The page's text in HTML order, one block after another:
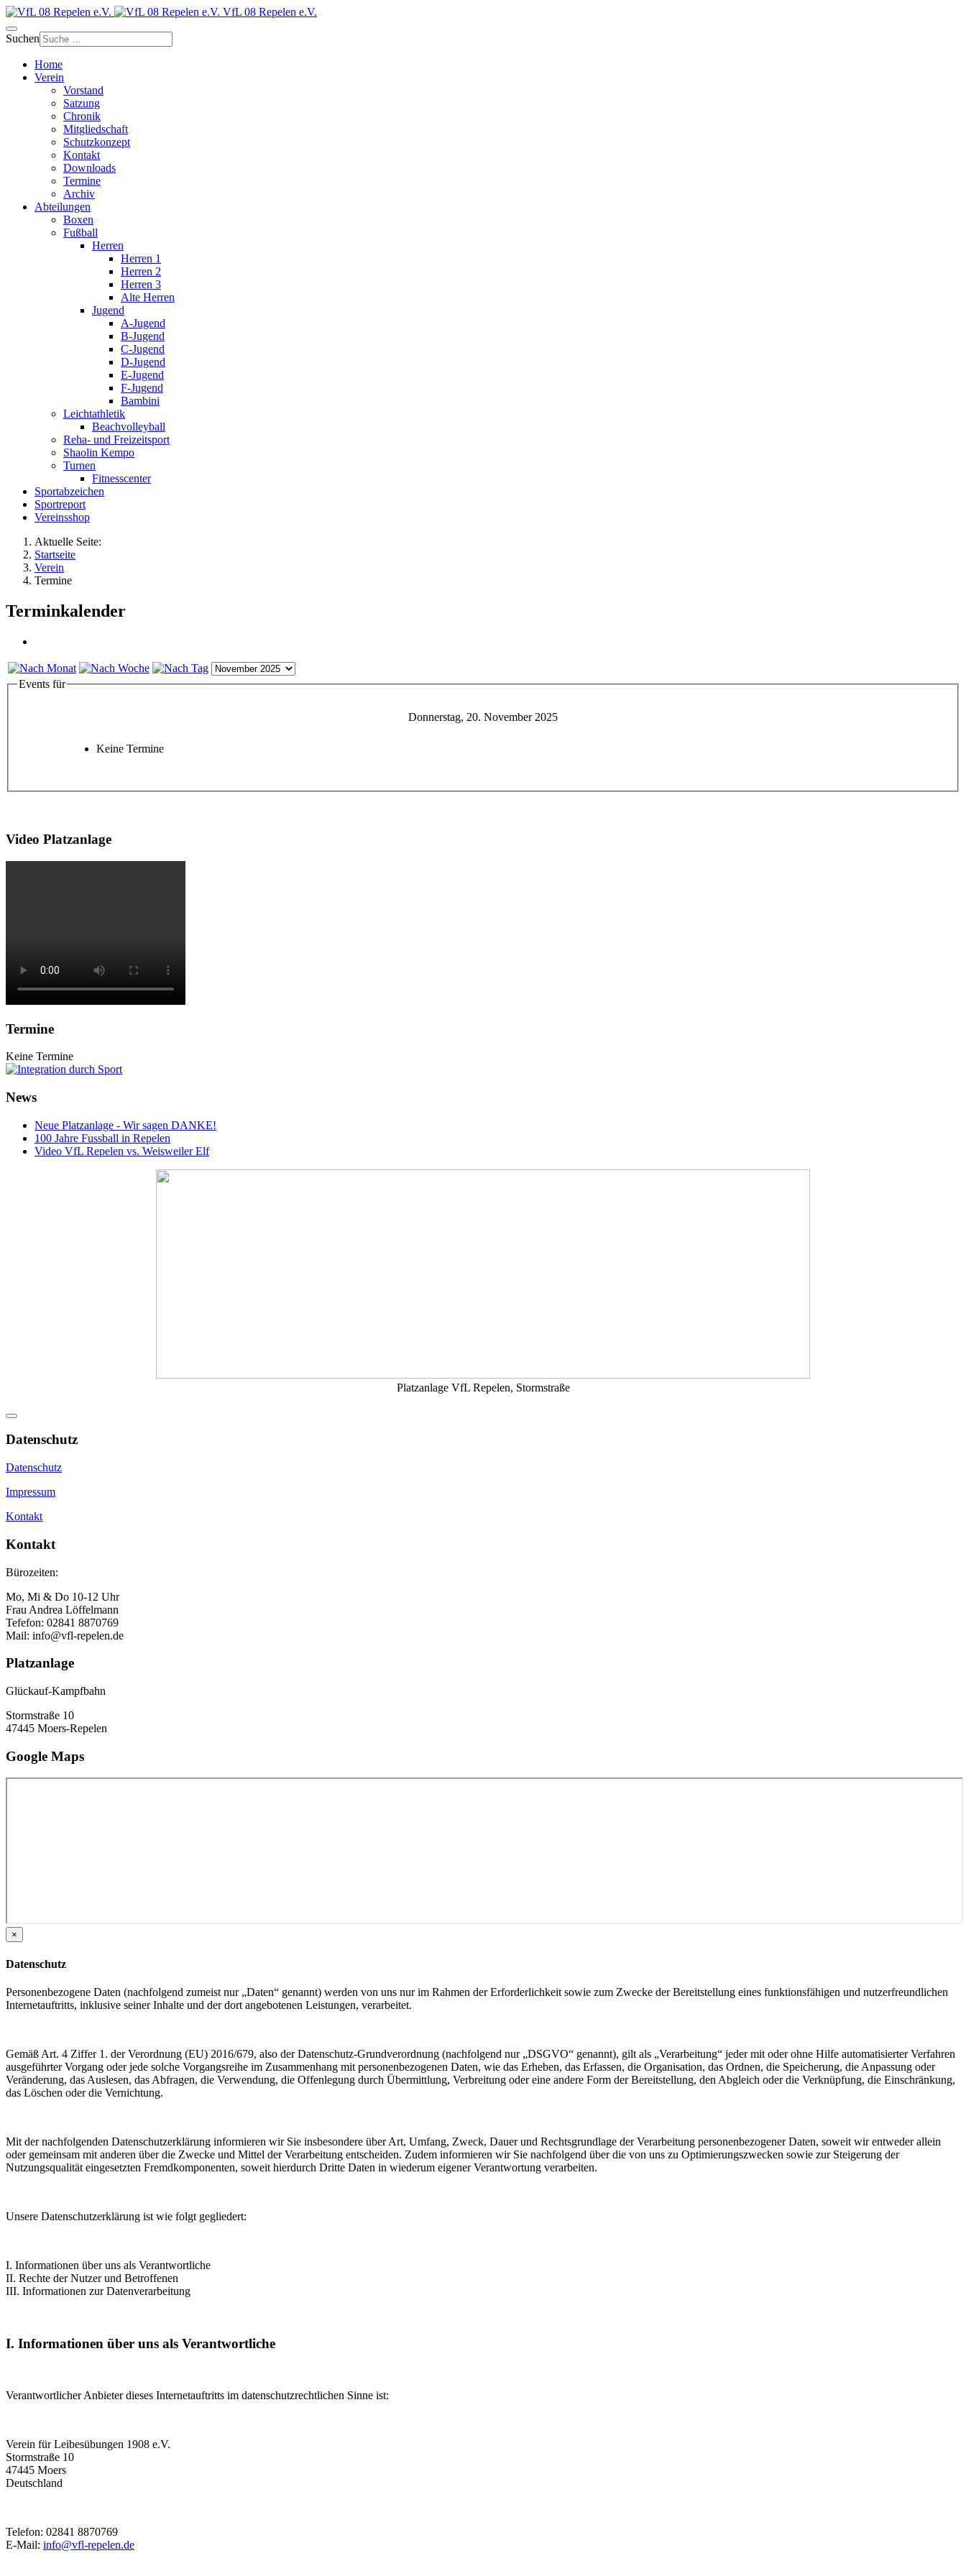
VfL 08 Repelen e.V.
Suchen
Home
Verein
Vorstand
Satzung
Chronik
Mitgliedschaft
Schutzkonzept
Kontakt
Downloads
Termine
Archiv
Abteilungen
Boxen
Fußball
Herren
Herren 1
Herren 2
Herren 3
Alte Herren
Jugend
A-Jugend
B-Jugend
C-Jugend
D-Jugend
E-Jugend
F-Jugend
Bambini
Leichtathletik
Beachvolleyball
Reha- und Freizeitsport
Shaolin Kempo
Turnen
Fitnesscenter
Sportabzeichen
Sportreport
Vereinsshop
Aktuelle Seite:
Startseite
Verein
Termine
Terminkalender
Events für
Donnerstag, 20. November 2025
Keine Termine
Video Platzanlage
Termine
Keine Termine
News
Neue Platzanlage - Wir sagen DANKE!
100 Jahre Fussball in Repelen
Video VfL Repelen vs. Weisweiler Elf
Platzanlage VfL Repelen, Stormstraße
Datenschutz
Datenschutz
Impressum
Kontakt
Kontakt
Bürozeiten:
Mo, Mi & Do 10-12 Uhr
Frau Andrea Löffelmann
Tefefon: 02841 8870769
Mail: info@vfl-repelen.de
Platzanlage
Glückauf-Kampfbahn
Stormstraße 10
47445 Moers-Repelen
Google Maps
×
Datenschutz
Personenbezogene Daten (nachfolgend zumeist nur „Daten“ genannt) werden von uns nur im Rahmen der Erforderlichkeit sowie zum Zwecke der Bereitstellung eines funktionsfähigen und nutzerfreundlichen
Internetauftritts, inklusive seiner Inhalte und der dort angebotenen Leistungen, verarbeitet.
Gemäß Art. 4 Ziffer 1. der Verordnung (EU) 2016/679, also der Datenschutz-Grundverordnung (nachfolgend nur „DSGVO“ genannt), gilt als „Verarbeitung“ jeder mit oder ohne Hilfe automatisierter Verfahren
ausgeführter Vorgang oder jede solche Vorgangsreihe im Zusammenhang mit personenbezogenen Daten, wie das Erheben, das Erfassen, die Organisation, das Ordnen, die Speicherung, die Anpassung oder
Veränderung, das Auslesen, das Abfragen, die Verwendung, die Offenlegung durch Übermittlung, Verbreitung oder eine andere Form der Bereitstellung, den Abgleich oder die Verknüpfung, die Einschränkung,
das Löschen oder die Vernichtung.
Mit der nachfolgenden Datenschutzerklärung informieren wir Sie insbesondere über Art, Umfang, Zweck, Dauer und Rechtsgrundlage der Verarbeitung personenbezogener Daten, soweit wir entweder allein
oder gemeinsam mit anderen über die Zwecke und Mittel der Verarbeitung entscheiden. Zudem informieren wir Sie nachfolgend über die von uns zu Optimierungszwecken sowie zur Steigerung der
Nutzungsqualität eingesetzten Fremdkomponenten, soweit hierdurch Dritte Daten in wiederum eigener Verantwortung verarbeiten.
Unsere Datenschutzerklärung ist wie folgt gegliedert:
I. Informationen über uns als Verantwortliche
II. Rechte der Nutzer und Betroffenen
III. Informationen zur Datenverarbeitung
I. Informationen über uns als Verantwortliche
Verantwortlicher Anbieter dieses Internetauftritts im datenschutzrechtlichen Sinne ist:
Verein für Leibesübungen 1908 e.V.
Stormstraße 10
47445 Moers
Deutschland
Telefon: 02841 8870769
E-Mail: info@vfl-repelen.de